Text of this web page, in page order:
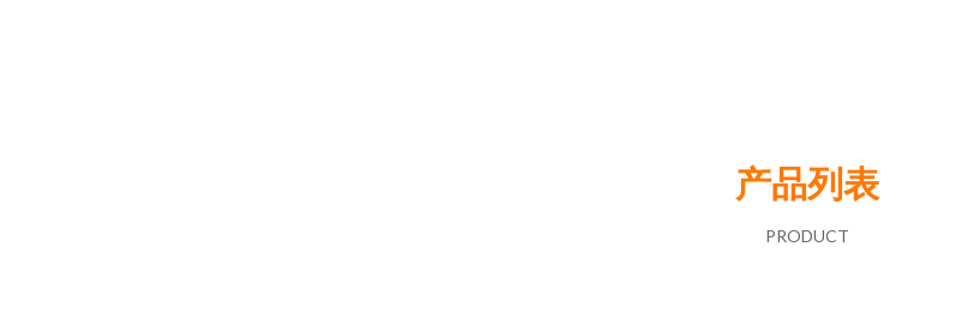
产品列表
PRODUCT